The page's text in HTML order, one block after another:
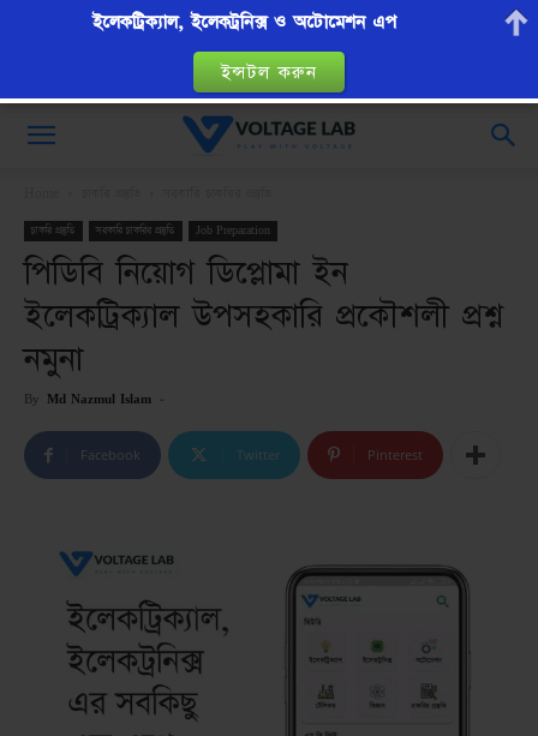
VoltageLab
চাকরি প্রস্তুতি সরকারি চাকরির প্রস্তুতি Job Preparation
পিডিবি নিয়োগ ডিপ্লোমা ইন
ইলেকট্রিক্যাল উপসহকারি প্রকৌশলী প্রশ্ন
নমুনা
By Md Nazmul Islam -
Facebook Twitter Pinterest
ইলেকট্রিক্যাল, ইলেকট্রনিক্স ও অটোমেশন এপ
ইন্সটল করুন